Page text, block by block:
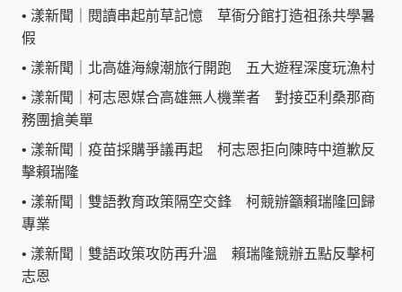
• 漾新聞｜閱讀串起前草記憶 草衙分館打造祖孫共學暑
假
• 漾新聞｜北高雄海線潮旅行開跑 五大遊程深度玩漁村
• 漾新聞｜柯志恩媒合高雄無人機業者 對接亞利桑那商
務團搶美單
• 漾新聞｜疫苗採購爭議再起 柯志恩拒向陳時中道歉反
擊賴瑞隆
• 漾新聞｜雙語教育政策隔空交鋒 柯競辦籲賴瑞隆回歸
專業
• 漾新聞｜雙語政策攻防再升溫 賴瑞隆競辦五點反擊柯
志恩